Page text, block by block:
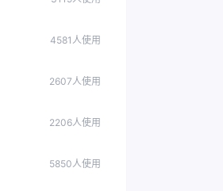
4581人使用
2607人使用
2206人使用
5850人使用